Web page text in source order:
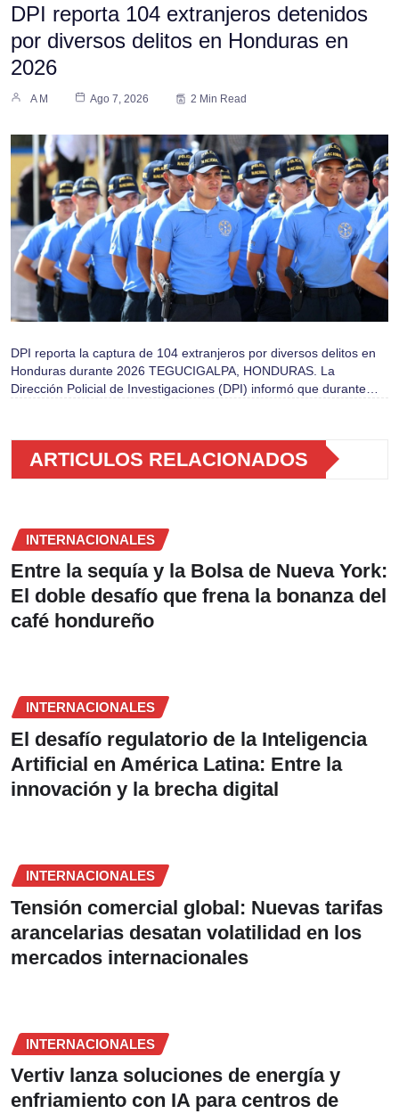
DPI reporta 104 extranjeros detenidos
por diversos delitos en Honduras en
2026
A M Ago 7, 2026 2 Min Read
DPI reporta la captura de 104 extranjeros por diversos delitos en
Honduras durante 2026 TEGUCIGALPA, HONDURAS. La
Dirección Policial de Investigaciones (DPI) informó que durante…
ARTICULOS RELACIONADOS
INTERNACIONALES
Entre la sequía y la Bolsa de Nueva York:
El doble desafío que frena la bonanza del
café hondureño
INTERNACIONALES
El desafío regulatorio de la Inteligencia
Artificial en América Latina: Entre la
innovación y la brecha digital
INTERNACIONALES
Tensión comercial global: Nuevas tarifas
arancelarias desatan volatilidad en los
mercados internacionales
INTERNACIONALES
Vertiv lanza soluciones de energía y
enfriamiento con IA para centros de